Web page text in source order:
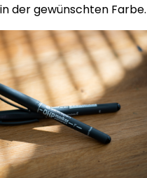
der gewünschten Farbe.